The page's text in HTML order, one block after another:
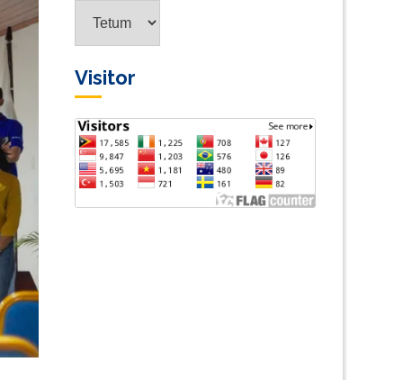
Visitor